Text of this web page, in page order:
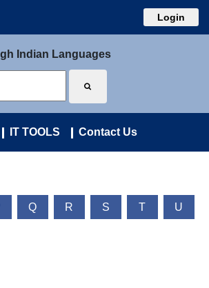
Login
Indian Languages
IT TOOLS Contact Us
Q R S T U